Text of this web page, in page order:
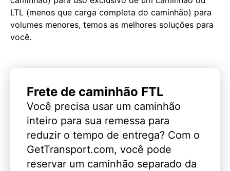
LTL (menos que carga completa do caminhão) para
volumes menores, temos as melhores soluções para
você.
Frete de caminhão FTL
Você precisa usar um caminhão
inteiro para sua remessa para
reduzir o tempo de entrega? Com o
GetTransport.com, você pode
reservar um caminhão separado da